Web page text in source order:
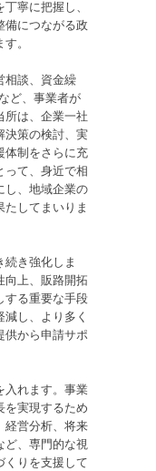
寧に把握し、
備につながる政
。
相談、資金繰
ど、事業者が
所は、企業一社
決策の検討、実
体制をさらに充
って、身近で相
し、地域企業の
してまいりま
続き強化しま
向上、販路開拓
する重要な手段
し、より多く
供から申請サポ
入れます。事業
を実現するため
経営分析、将来
ど、専門的な視
くりを支援して